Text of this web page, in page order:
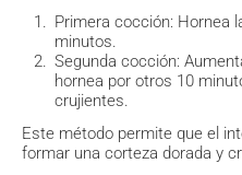
Primera cocción: Hornea
minutos.
Segunda cocción:
hornea por otros 10
crujientes.
Este método permite que el
formar una corteza dorada y